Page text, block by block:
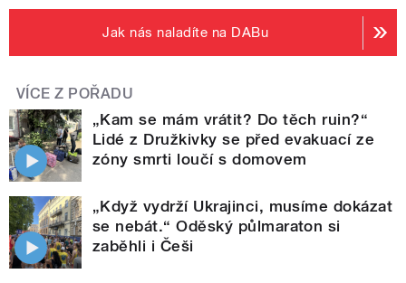
Jak nás naladíte na DABu
VÍCE Z POŘADU
„Kam se mám vrátit? Do těch ruin?“
Lidé z Družkivky se před evakuací ze
zóny smrti loučí s domovem
„Když vydrží Ukrajinci, musíme dokázat
se nebát.“ Oděský půlmaraton si
zaběhli i Češi